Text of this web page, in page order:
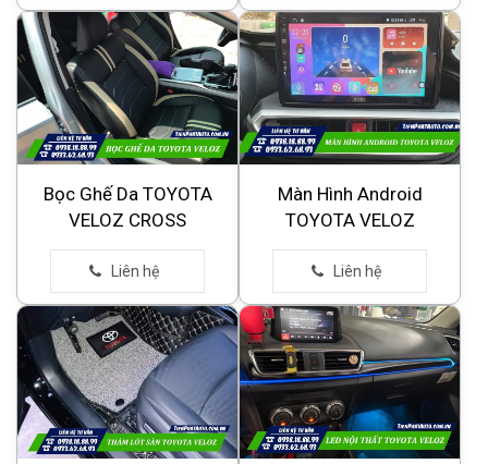
Bọc Ghế Da TOYOTA
VELOZ CROSS
Màn Hình Android
TOYOTA VELOZ